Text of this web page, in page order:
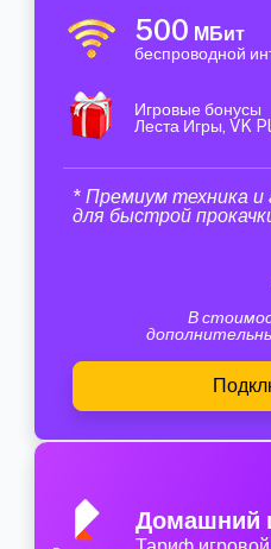
500 МБит
беспроводной
Игровые бонусы
Леста Игры, VK
* Премиум техника и
для быстрой
В
Домашний